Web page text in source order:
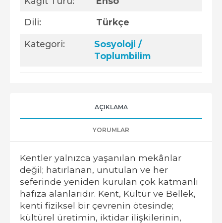
Dili: Türkçe
Kategori:
Sosyoloji /
Toplumbilim
AÇIKLAMA
YORUMLAR
Kentler yalnızca yaşanılan mekânlar
değil; hatırlanan, unutulan ve her
seferinde yeniden kurulan çok katmanlı
hafıza alanlarıdır. Kent, Kültür ve Bellek,
kenti fiziksel bir çevrenin ötesinde;
kültürel üretimin, iktidar ilişkilerinin,